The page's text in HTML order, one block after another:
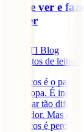
O que ver e
perder
IATI Blog
minutos de leitura
Marrocos é o país
da Europa. É
um lugar tão
acolhedor. Mas o
Marrocos é